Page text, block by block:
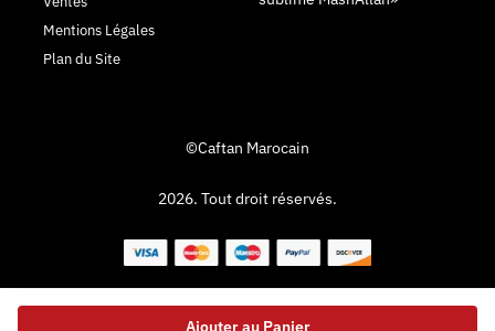
Ajouter au Panier
Mentions Légales
Plan du Site
©Caftan Marocain
2026. Tout droit réservés.